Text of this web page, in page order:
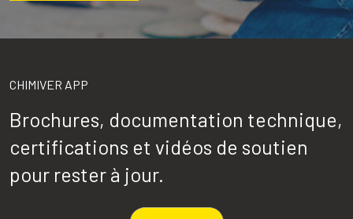
CHIMIVER APP
Brochures, documentation technique,
certifications et vidéos de soutien
pour rester à jour.